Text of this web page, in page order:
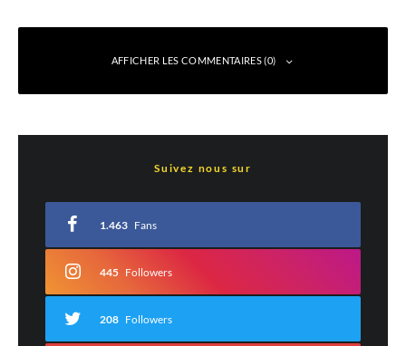
AFFICHER LES COMMENTAIRES (0)
*
Commentaire*
Suivez nous sur
1.463 Fans
445 Followers
208 Followers